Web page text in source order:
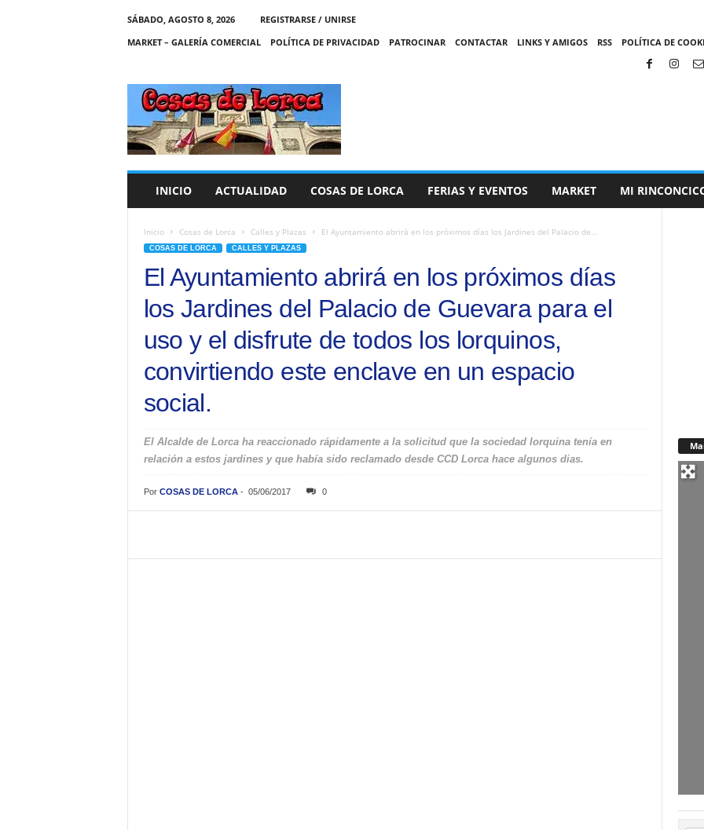
SÁBADO, AGOSTO 8, 2026
REGISTRARSE / UNIRSE
MARKET – GALERÍA COMERCIAL
POLÍTICA DE PRIVACIDAD PATROCINAR CONTACTAR LINKS Y AMIGOS RSS POLÍTICA DE
C
A
S
INICIO ACTUALIDAD COSAS DE LORCA FERIAS Y EVENTOS MARKET MI
Inicio Cosas de Lorca Calles y Plazas El Ayuntamiento abrirá en los próximos días los Jardines del Palacio de...
COSAS DE LORCA CALLES Y PLAZAS
El Ayuntamiento abrirá en los próximos días
los Jardines del Palacio de Guevara para el
uso y el disfrute de todos los lorquinos,
convirtiendo este enclave en un espacio
social.
El Alcalde de Lorca ha reaccionado rápidamente a la solicitud que la sociedad lorquina tenía en
relación a estos jardines y que había sido reclamado desde CCD Lorca hace algunos dias.
Por COSAS DE LORCA- 05/06/2017 0